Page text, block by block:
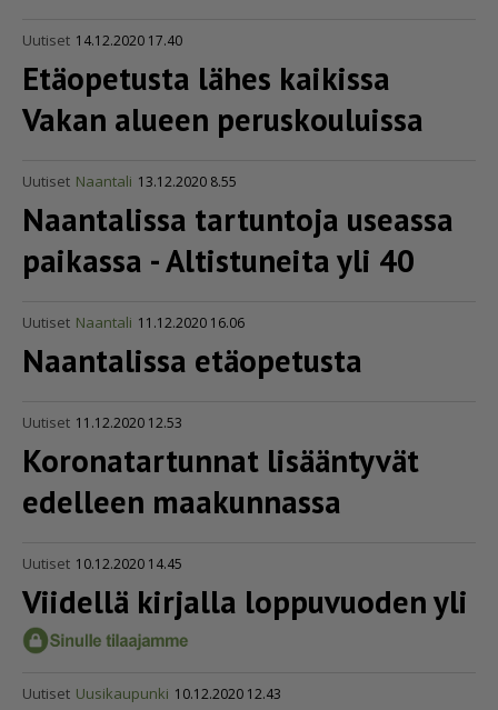
Uutiset 14.12.2020 17.40
Etäopetusta lähes kaikissa
Vakan alueen peruskouluissa
Uutiset Naantali 13.12.2020 8.55
Naantalissa tartuntoja useassa
paikassa - Altistuneita yli 40
Uutiset Naantali 11.12.2020 16.06
Naantalissa etäopetusta
Uutiset 11.12.2020 12.53
Korona­tar­tunnat lisääntyvät
edelleen maakunnassa
Uutiset 10.12.2020 14.45
Viidellä kirjalla loppuvuoden yli
Uutiset Uusikaupunki 10.12.2020 12.43